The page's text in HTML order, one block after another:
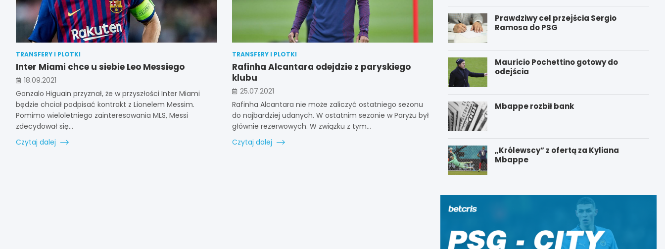
TRANSFERY I PLOTKI
Inter Miami chce u siebie Leo Messiego
18.09.2021
Gonzalo Higuain przyznał, że w przyszłości Inter Miami
będzie chciał podpisać kontrakt z Lionelem Messim.
Pomimo wieloletniego zainteresowania MLS, Messi
zdecydował się…
Czytaj dalej
TRANSFERY I PLOTKI
Rafinha Alcantara odejdzie z paryskiego
klubu
25.07.2021
Rafinha Alcantara nie może zaliczyć ostatniego sezonu
do najbardziej udanych. W ostatnim sezonie w Paryżu był
głównie rezerwowych. W związku z tym…
Czytaj dalej
Prawdziwy cel przejścia Sergio
Ramosa do PSG
Mauricio Pochettino gotowy do
odejścia
Mbappe rozbił bank
„Królewscy” z ofertą za Kyliana
Mbappe